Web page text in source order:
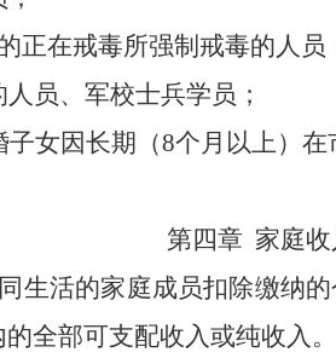
正在戒毒所强制戒毒的人员
员、军校士兵学员；
女因长期（8个月以上）在
第四章 家庭
生活的家庭成员扣除缴纳
全部可支配收入或纯收入。